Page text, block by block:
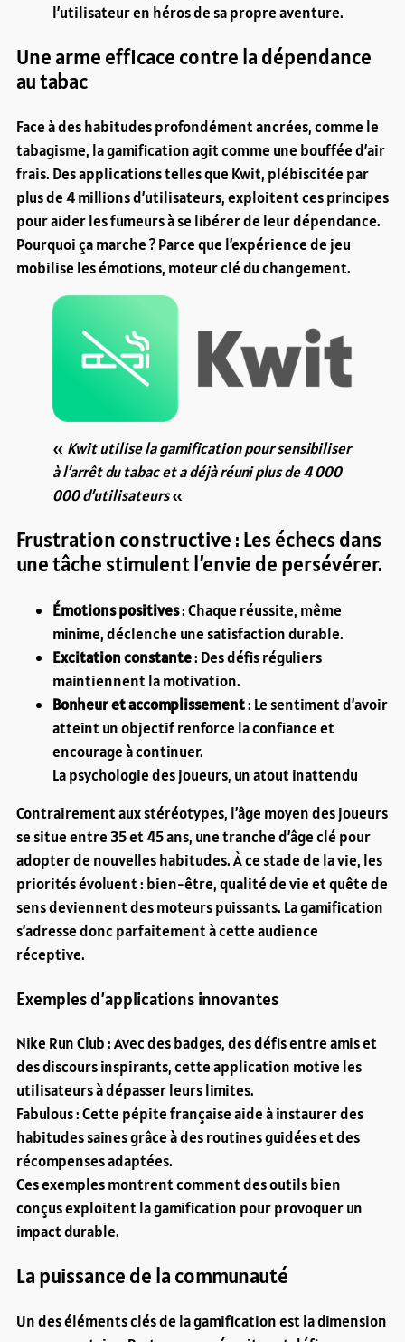
l’utilisateur en héros de sa propre aventure.
Une arme efficace contre la dépendance
au tabac
Face à des habitudes profondément ancrées, comme le
tabagisme, la gamification agit comme une bouffée d’air
frais. Des applications telles que Kwit, plébiscitée par
plus de 4 millions d’utilisateurs, exploitent ces principes
pour aider les fumeurs à se libérer de leur dépendance.
Pourquoi ça marche ? Parce que l’expérience de jeu
mobilise les émotions, moteur clé du changement.
« Kwit utilise la gamification pour sensibiliser
à l’arrêt du tabac et a déjà réuni plus de 4 000
000 d’utilisateurs«
Frustration constructive : Les échecs dans
une tâche stimulent l’envie de persévérer.
Émotions positives: Chaque réussite, même
minime, déclenche une satisfaction durable.
Excitation constante: Des défis réguliers
maintiennent la motivation.
Bonheur et accomplissement: Le sentiment d’avoir
atteint un objectif renforce la confiance et
encourage à continuer.
La psychologie des joueurs, un atout inattendu
Contrairement aux stéréotypes, l’âge moyen des joueurs
se situe entre 35 et 45 ans, une tranche d’âge clé pour
adopter de nouvelles habitudes. À ce stade de la vie, les
priorités évoluent : bien-être, qualité de vie et quête de
sens deviennent des moteurs puissants. La gamification
s’adresse donc parfaitement à cette audience
réceptive.
Exemples d’applications innovantes
Nike Run Club : Avec des badges, des défis entre amis et
des discours inspirants, cette application motive les
utilisateurs à dépasser leurs limites.
Fabulous : Cette pépite française aide à instaurer des
habitudes saines grâce à des routines guidées et des
récompenses adaptées.
Ces exemples montrent comment des outils bien
conçus exploitent la gamification pour provoquer un
impact durable.
La puissance de la communauté
Un des éléments clés de la gamification est la dimension